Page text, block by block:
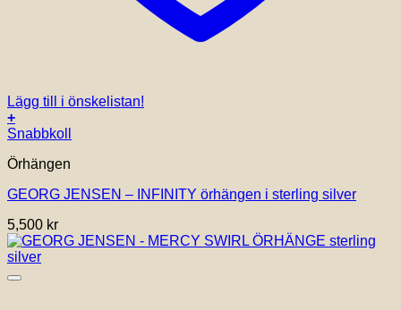
Lägg till i önskelistan!
+
Snabbkoll
Örhängen
GEORG JENSEN – INFINITY örhängen i sterling silver
5,500 kr